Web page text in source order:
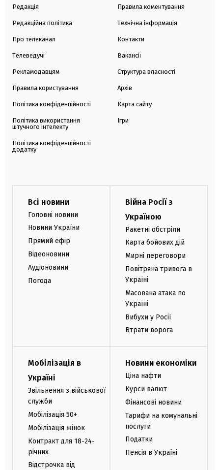
Редакція
Редакційна політика
Про телеканал
Телеведучі
Рекламодавцям
Правила користування
Політика конфіденційності
Політика використання
штучного інтелекту
Політика конфіденційності
додатку
Правила коментування
Технічна інформація
Контакти
Вакансії
Структура власності
Архів
Карта сайту
Ігри
Всі новини
Головні новини
Новини України
Прямий ефір
Відеоновини
Аудіоновини
Погода
Війна Росії з
Україною
Ракетні обстріли
Карта бойових дій
Мирні переговори
Повітряна тривога в
Україні
Масована атака по
Україні
Вибухи у Росії
Втрати ворога
Мобілізація в
Україні
Звільнення з військової
служби
Мобілізація 50+
Мобілізація жінок
Контракт для 18-24-
річних
Відстрочка від
Новини економіки
Ціна нафти
Курси валют
Фінансові новини
Тарифи на комунальні
послуги
Податки
Пенсія в Україні